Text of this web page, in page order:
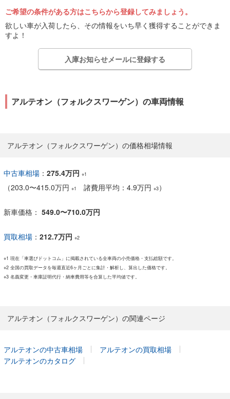
ご希望の条件がある方はこちらから登録してみましょう。
欲しい車が入荷したら、その情報をいち早く獲得することができま
すよ！
入庫お知らせメールに登録する
アルテオン（フォルクスワーゲン）の車両情報
アルテオン（フォルクスワーゲン）の価格相場情報
中古車相場 ： 275.4万円 ※1
（203.0〜415.0万円 ※1 諸費用平均：4.9万円 ※3）
新車価格： 549.0〜710.0万円
買取相場 ： 212.7万円 ※2
※1 現在「車選びドットコム」に掲載されている全車両の小売価格・支払総額です。
※2 全国の買取データを毎週直近6ヶ月ごとに集計・解析し、算出した価格です。
※3 名義変更・車庫証明代行・納車費用等を合算した平均値です。
アルテオン（フォルクスワーゲン）の関連ページ
アルテオンの中古車相場
アルテオンの買取相場
アルテオンのカタログ